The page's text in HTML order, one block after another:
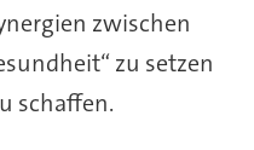
zwischen
zu setzen
schaffen.